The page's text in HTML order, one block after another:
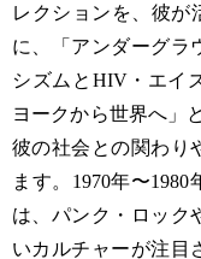
レクションを、彼が
に、「アンダーグラ
シズムとHIV・エイ
ヨークから世界へ」
彼の社会との関わり
ます。1970年〜
は、パンク・ロック
いカルチャーが注目